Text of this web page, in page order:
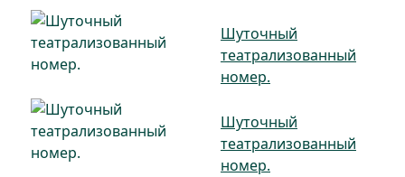
Шуточный
театрализованный
номер.
Шуточный
театрализованный
номер.